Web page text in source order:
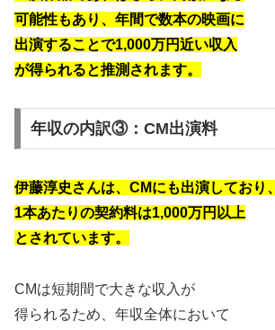
可能性もあり、年間で数本の映画に
出演することで1,000万円近い収入
が得られると推測されます。
年収の内訳③：CM出演料
伊藤淳史さんは、CMにも出演しており、
1本あたりの契約料は1,000万円以上
とされています。
CMは短期間で大きな収入が
得られるため、年収全体において